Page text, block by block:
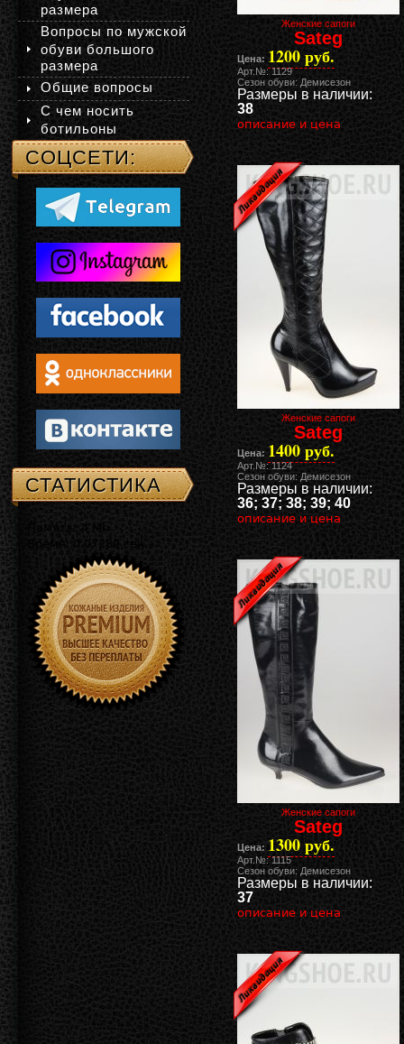
Женские сапоги
Sateg
Цена: 1200 руб.
Арт.№: 1129
Сезон обуви: Демисезон
Размеры в наличии:
38
описание и цена
Женские сапоги
Sateg
Цена: 1400 руб.
Арт.№: 1124
Сезон обуви: Демисезон
Размеры в наличии:
36; 37; 38; 39; 40
описание и цена
Женские сапоги
Sateg
Цена: 1300 руб.
Арт.№: 1115
Сезон обуви: Демисезон
Размеры в наличии:
37
описание и цена
размера
Вопросы по мужской
обуви большого
размера
Общие вопросы
С чем носить
ботильоны
СОЦСЕТИ:
СТАТИСТИКА
Память: 4 Mb
Время: 0.07289 сек.